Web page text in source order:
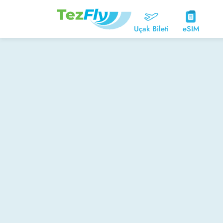
Uçak Bileti eSIM